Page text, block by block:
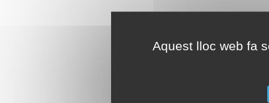
Aquest lloc web fa